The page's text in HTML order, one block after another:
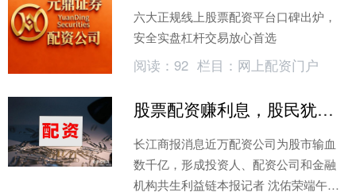
六大正规线上股票配资平台口碑出炉，
安全实盘杠杆交易放心首选
阅读：92 栏目： 网上配资门户
股票配资赚利息，股民犹豫躲过跌停
长江商报消息近万配资公司为股市输血
数千亿，形成投资人、配资公司和金融
机构共生利益链本报记者 沈佑荣端午节